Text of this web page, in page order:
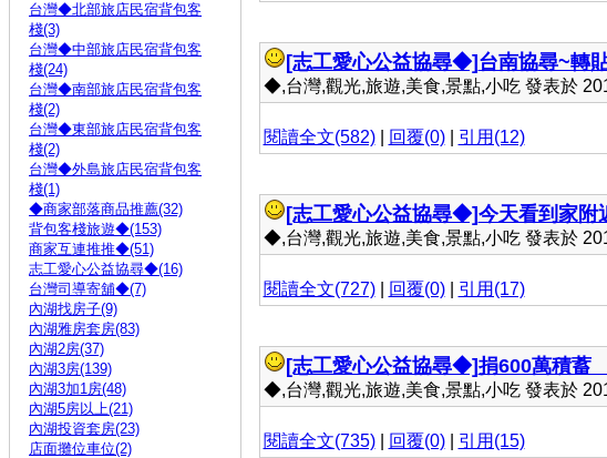
台灣◆北部旅店民宿背包客
棧(3)
台灣◆中部旅店民宿背包客
棧(24)
台灣◆南部旅店民宿背包客
棧(2)
台灣◆東部旅店民宿背包客
棧(2)
台灣◆外島旅店民宿背包客
棧(1)
◆商家部落商品推薦(32)
背包客棧旅遊◆(153)
商家互連推推◆(51)
志工愛心公益協尋◆(16)
台灣司導寄舖◆(7)
內湖找房子(9)
內湖雅房套房(83)
內湖2房(37)
內湖3房(139)
內湖3加1房(48)
內湖5房以上(21)
內湖投資套房(23)
店面攤位車位(2)
[志工愛心公益協尋◆] 台南協尋~轉
◆,台灣,觀光,旅遊,美食,景點,小吃 發表於
閱讀全文(582)| 回覆(0)| 引用(12)
[志工愛心公益協尋◆]今天看到家附
◆,台灣,觀光,旅遊,美食,景點,小吃 發表於
閱讀全文(727)| 回覆(0)| 引用(17)
[志工愛心公益協尋◆]捐600萬積蓄
◆,台灣,觀光,旅遊,美食,景點,小吃 發表於
閱讀全文(735)| 回覆(0)| 引用(15)